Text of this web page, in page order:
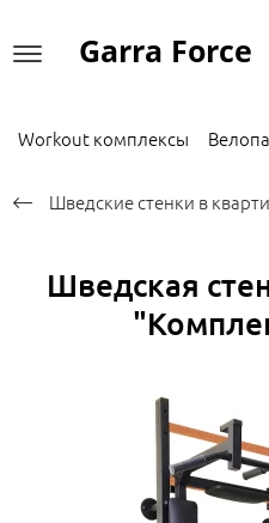
Garra Force
Workout комплексы
Шведские стенки в
Шведская